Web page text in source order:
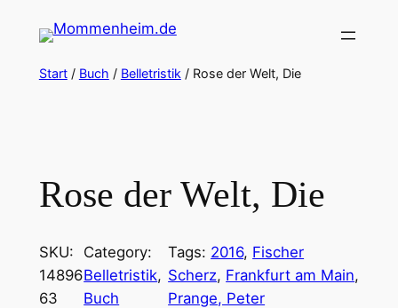
Inhalt
springen
Start/ Buch / Belletristik / Rose der Welt, Die
Rose der Welt, Die
SKU:
14896
63
Category:
Belletristik
Buch
Tags: 2016, Fischer
Scherz, Frankfurt am Main
Prange, Peter